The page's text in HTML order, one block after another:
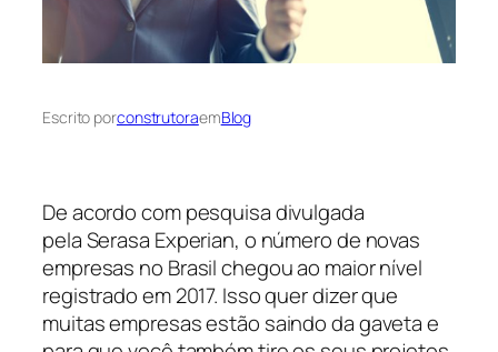
Escrito porconstrutoraemBlog
De acordo com pesquisa divulgada
pela Serasa Experian, o número de novas
empresas no Brasil chegou ao maior nível
registrado em 2017. Isso quer dizer que
muitas empresas estão saindo da gaveta e